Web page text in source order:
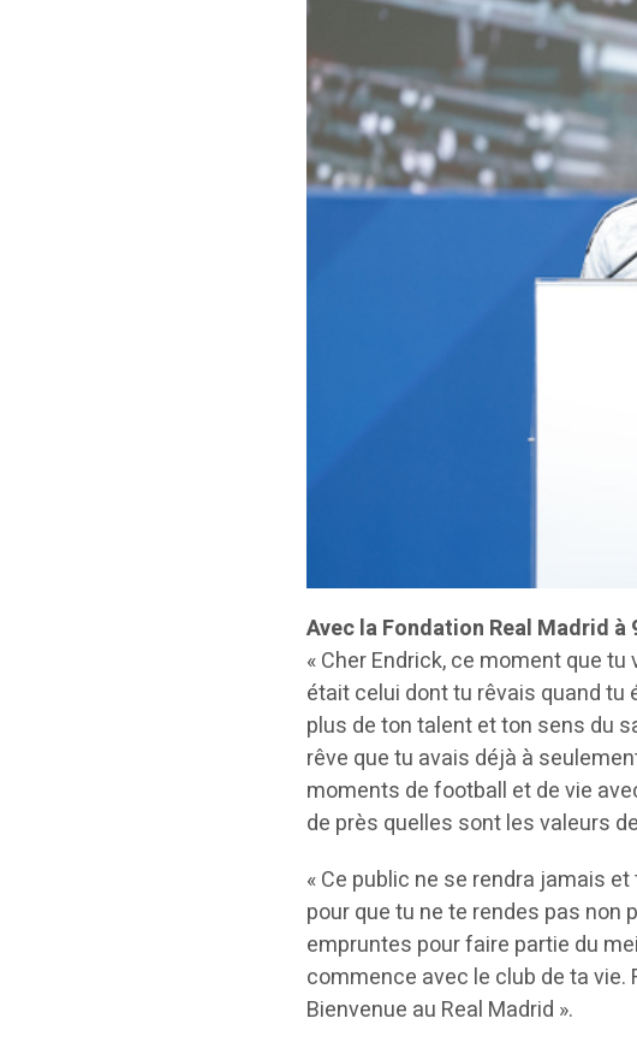
Avec la Fondation Real Madrid à
« Cher Endrick, ce moment que
était celui dont tu rêvais quand
plus de ton talent et ton sens du
rêve que tu avais déjà à
moments de football et de vie
de près quelles sont les valeurs
« Ce public ne se rendra jamais
pour que tu ne te rendes pas non
empruntes pour faire partie du
commence avec le club de ta
Bienvenue au Real Madrid ».